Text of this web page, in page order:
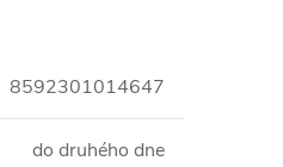
8592301014647
do druhého dne